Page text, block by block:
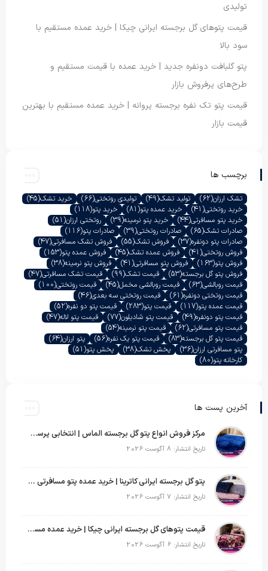
تولیدی
قیمت پتوهای گل برجسته ایرانی چیکا | خرید عمده مستقیم با
سود بالا
پتو گلبافت دونفره جدید | خرید عمده با قیمت مستقیم و
طرح‌های پرفروش بازار
قیمت پتو تک نفره برجسته پروانه | خرید عمده مستقیم با بهترین
قیمت بازار
برچسب ها
تشک ارزان(62) تولید تشک(49) تولیدی روتختی(66) خرید تشک(45)
خرید روتختی(41) خرید عمده پتو(81) خرید پتو(118)
خرید پتو مسافرتی(44) خرید پتو نرمینه(39) روتختی ارزان(51)
صادرات تشک(65) صادرات روتختی(39) صادرات پتو(116)
صادرات پتو دونفره(37) فروش تشک(55) فروش تشک مسافرتی(47)
فروش روتختی(41) فروش عمده تشک(45) فروش عمده پتو(153)
فروش پتو(163) فروش پتو مسافرتی(41) فروش پتو نرمینه(38)
فروش پتو گل برجسته(53) قیمت تشک(99) قیمت تشک مسافرتی(47)
قیمت روبالشی(63) قیمت روبالشی مخمل(45) قیمت روتختی(100)
قیمت روتختی دونفره(61) قیمت روتختی سه بعدی(46)
قیمت عمده پتو(117) قیمت پتو(283) قیمت پتو دو نفره(52)
قیمت پتو دونفره(49) قیمت پتو شادیلون(77) قیمت پتو لاله(47)
قیمت پتو مسافرتی(62) قیمت پتو نرمینه(54)
قیمت پتو گل برجسته(83) قیمت پتو یک نفره(56) پتو ارزان(64)
پتو مسافرتی ارزان(36) پخش تشک(38) پخش پتو(51)
کارخانه پتو(80)
آخرین پست ها
مرکز فروش انواع پتو گل برجسته الماس | انتخابی پرسود برای عمده‌فروشان
تاریخ انتشار: 8 آگوست 2026
پتو گل برجسته ایرانی کاترینا | خرید عمده پتو مسافرتی با قیمت تولیدی
تاریخ انتشار: 7 آگوست 2026
قیمت پتوهای گل برجسته ایرانی چیکا | خرید عمده مستقیم با سود بالا
تاریخ انتشار: 6 آگوست 2026